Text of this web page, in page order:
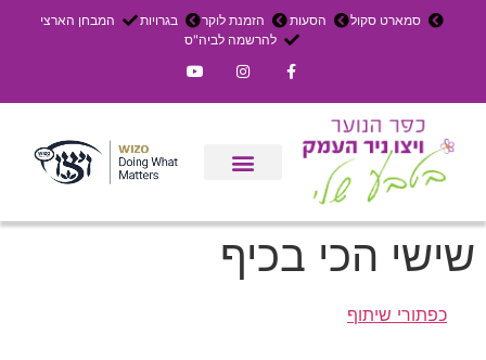
סמארט סקול הסעות הזמנת לוקר בגרויות
המבחן הארצי
להרשמה לביה"ס
שישי הכי בכיף
כפתורי שיתוף